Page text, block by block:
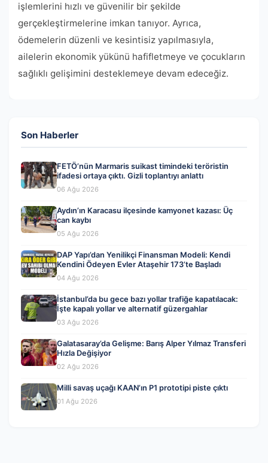
işlemlerini hızlı ve güvenilir bir şekilde
gerçekleştirmelerine imkan tanıyor. Ayrıca,
ödemelerin düzenli ve kesintisiz yapılmasıyla,
ailelerin ekonomik yükünü hafifletmeye ve çocukların
sağlıklı gelişimini desteklemeye devam edeceğiz.
Son Haberler
FETÖ’nün Marmaris suikast timindeki teröristin
ifadesi ortaya çıktı. Gizli toplantıyı anlattı
06 Ağu 2026
Aydın’ın Karacasu ilçesinde kamyonet kazası: Üç
can kaybı
05 Ağu 2026
DAP Yapı’dan Yenilikçi Finansman Modeli: Kendi
Kendini Ödeyen Evler Ataşehir 173’te Başladı
04 Ağu 2026
İstanbul’da bu gece bazı yollar trafiğe kapatılacak:
İşte kapalı yollar ve alternatif güzergahlar
03 Ağu 2026
Galatasaray’da Gelişme: Barış Alper Yılmaz Transferi
Hızla Değişiyor
02 Ağu 2026
Milli savaş uçağı KAAN’ın P1 prototipi piste çıktı
01 Ağu 2026